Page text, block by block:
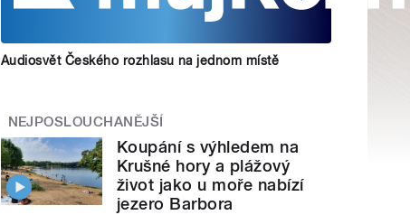
Audiosvět Českého rozhlasu na jednom místě
NEJPOSLOUCHANĚJŠÍ
Koupání s výhledem na
Krušné hory a plážový
život jako u moře nabízí
jezero Barbora